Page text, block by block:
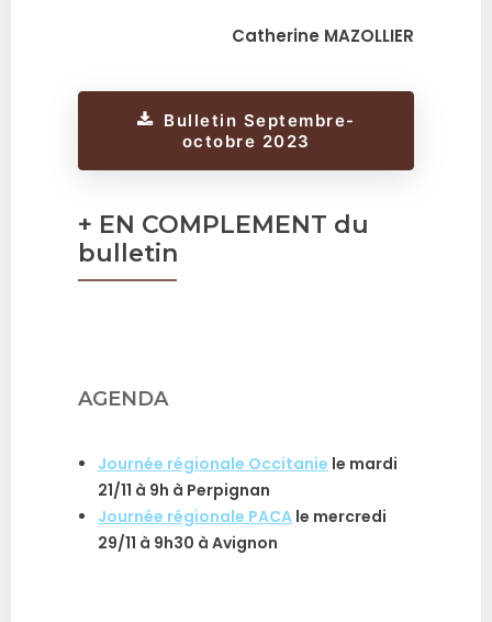
Catherine MAZOLLIER
Bulletin Septembre-
octobre 2023
+ EN COMPLEMENT du
bulletin
AGENDA
Journée régionale Occitanie le mardi
21/11 à 9h à Perpignan
Journée régionale PACA le mercredi
29/11 à 9h30 à Avignon